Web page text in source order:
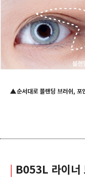
▲순서대로 블랜딩 브러쉬, 포
B053L 라이너